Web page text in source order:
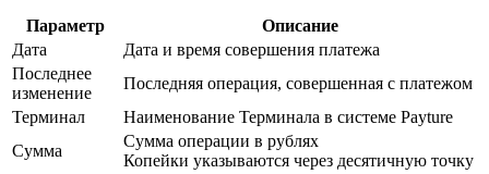
Параметр
Описание
Дата
Дата и время совершения платежа
Последнее
изменение
Последняя операция, совершенная с платежом
Терминал
Наименование Терминала в системе Payture
Сумма
Сумма операции в рублях
Копейки указываются через десятичную точку